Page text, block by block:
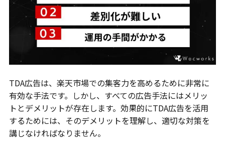
TDA広告は、楽天市場での集客力を高めるために非常に
有効な手法です。しかし、すべての広告手法にはメリッ
トとデメリットが存在します。効果的にTDA広告を活用
するためには、そのデメリットを理解し、適切な対策を
講じなければなりません。